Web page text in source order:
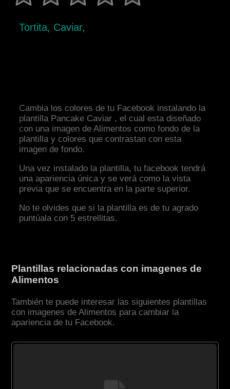
Tortita, Caviar,
Cambia los colores de tu Facebook instalando la
plantilla Pancake Caviar , el cual esta diseñado
con una imagen de Alimentos como fondo de la
plantilla y colores que contrastan con esta
imagen de fondo.
Una vez instalado la plantilla, tu facebook tendrá
una apariencia única y se verá como la vista
previa que se encuentra en la parte superior.
No te olvides que si la plantilla es de tu agrado
puntúala con 5 estrellitas.
Plantillas relacionadas con imagenes de
Alimentos
También te puede interesar las siguientes plantillas
con imagenes de Alimentos para cambiar la
apariencia de tu Facebook.